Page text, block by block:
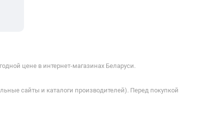
цене в интернет-магазинах Беларуси.
сайты и каталоги производителей). Перед покупкой